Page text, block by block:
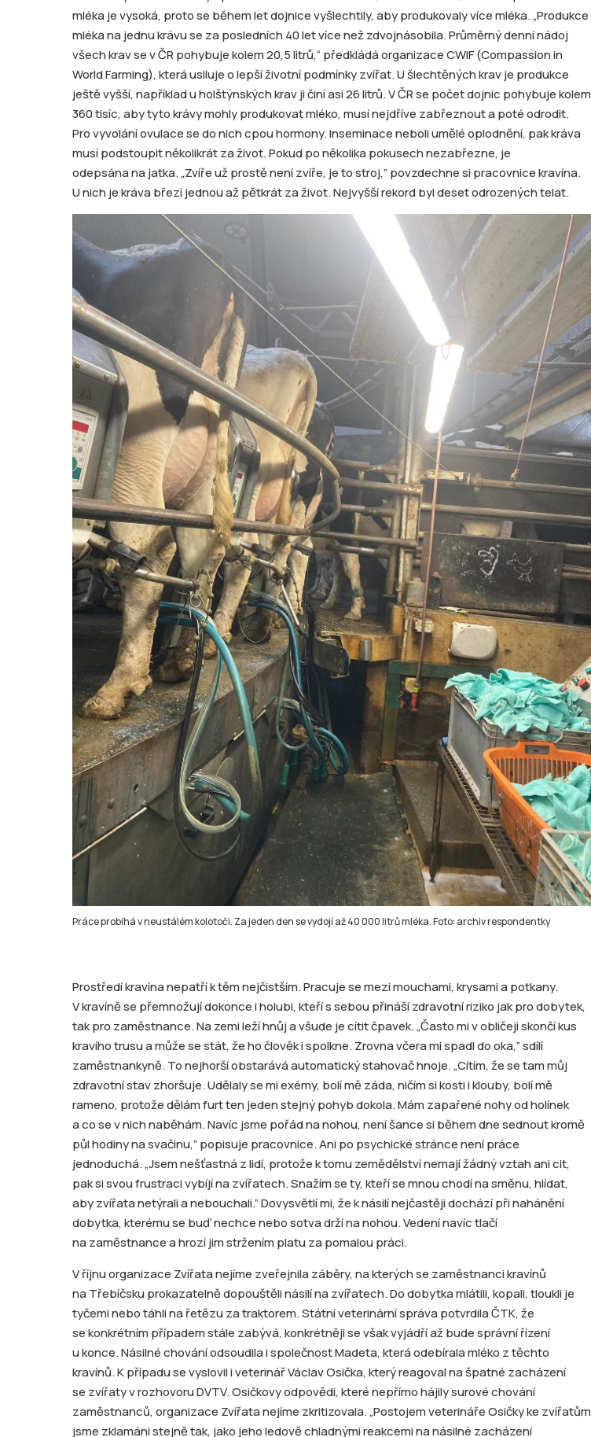
mléka je vysoká, proto se během let dojnice vyšlechtily, aby produkovaly více mléka. „Produkce
mléka na jednu krávu se za posledních 40 let více než zdvojnásobila. Průměrný denní nádoj
všech krav se v ČR pohybuje kolem 20,5 litrů,“ předkládá organizace CWIF (Compassion in
World Farming), která usiluje o lepší životní podmínky zvířat. U šlechtěných krav je produkce
ještě vyšší, například u holštýnských krav ji činí asi 26 litrů. V ČR se počet dojnic pohybuje kolem
360 tisíc, aby tyto krávy mohly produkovat mléko, musí nejdříve zabřeznout a poté odrodit.
Pro vyvolání ovulace se do nich cpou hormony. Inseminace neboli umělé oplodnění, pak kráva
musí podstoupit několikrát za život. Pokud po několika pokusech nezabřezne, je
odepsána na jatka. „Zvíře už prostě není zvíře, je to stroj,” povzdechne si pracovnice kravína.
U nich je kráva březí jednou až pětkrát za život. Nejvyšší rekord byl deset odrozených telat.
Práce probíhá v neustálém kolotoči. Za jeden den se vydojí až 40 000 litrů mléka. Foto: archiv respondentky
Prostředí kravína nepatří k těm nejčistším. Pracuje se mezi mouchami, krysami a potkany.
V kravíně se přemnožují dokonce i holubi, kteří s sebou přináší zdravotní riziko jak pro dobytek,
tak pro zaměstnance. Na zemi leží hnůj a všude je cítit čpavek. „Často mi v obličeji skončí kus
kravího trusu a může se stát, že ho člověk i spolkne. Zrovna včera mi spadl do oka,” sdílí
zaměstnankyně. To nejhorší obstarává automatický stahovač hnoje. „Cítím, že se tam můj
zdravotní stav zhoršuje. Udělaly se mi exémy, bolí mě záda, ničím si kosti i klouby, bolí mě
rameno, protože dělám furt ten jeden stejný pohyb dokola. Mám zapařené nohy od holínek
a co se v nich naběhám. Navíc jsme pořád na nohou, není šance si během dne sednout kromě
půl hodiny na svačinu,” popisuje pracovnice. Ani po psychické stránce není práce
jednoduchá. „Jsem nešťastná z lidí, protože k tomu zemědělství nemají žádný vztah ani cit,
pak si svou frustraci vybíjí na zvířatech. Snažím se ty, kteří se mnou chodí na směnu, hlídat,
aby zvířata netýrali a nebouchali.” Dovysvětlí mi, že k násilí nejčastěji dochází při nahánění
dobytka, kterému se buď nechce nebo sotva drží na nohou. Vedení navíc tlačí
na zaměstnance a hrozí jim stržením platu za pomalou práci.
V říjnu organizace Zvířata nejíme zveřejnila záběry, na kterých se zaměstnanci kravínů
na Třebíčsku prokazatelně dopouštěli násilí na zvířatech. Do dobytka mlátili, kopali, tloukli je
tyčemi nebo táhli na řetězu za traktorem. Státní veterinární správa potvrdila ČTK, že
se konkrétním případem stále zabývá, konkrétněji se však vyjádří až bude správní řízení
u konce. Násilné chování odsoudila i společnost Madeta, která odebírala mléko z těchto
kravínů. K případu se vyslovil i veterinář Václav Osička, který reagoval na špatné zacházení
se zvířaty v rozhovoru DVTV. Osičkovy odpovědi, které nepřímo hájily surové chování
zaměstnanců, organizace Zvířata nejíme zkritizovala. „Postojem veterináře Osičky ke zvířatům
jsme zklamáni stejně tak, jako jeho ledově chladnými reakcemi na násilné zacházení